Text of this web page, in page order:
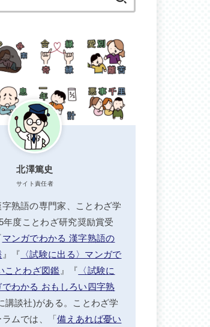
北澤篤史
サイト責任者
字熟語の専門家、ことわざ学
年度ことわざ研究奨励賞受
マンガでわかる 漢字熟語の
』『 〈試験に出る〉マンガで
ことわざ図鑑 』『 〈試験に
わかる おもしろい四字熟
講談社)がある。ことわざ学
ムでは、「備えあれば憂い